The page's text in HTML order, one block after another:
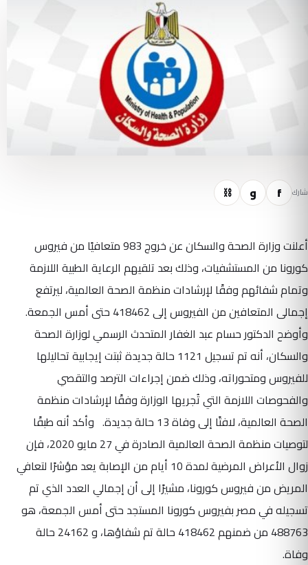
شارك f و ⛓
أعلنت وزارة الصحة والسكان عن خروج 983 متعافيًا من فيروس
كورونا من المستشفيات، وذلك بعد تلقيهم الرعاية الطبية اللازمة
وتمام شفائهم وفقًا لإرشادات منظمة الصحة العالمية، ليرتفع
إجمالى المتعافين من الفيروس إلى 418462 حتى أمس الجمعة.
وأوضح الدكتور حسام عبد الغفار المتحدث الرسمي لوزارة الصحة
والسكان، أنه تم تسجيل 1121 حالة جديدة ثبتت إيجابية تحاليلها
للفيروس ومتحوراته، وذلك ضمن إجراءات الترصد والتقصي
والفحوصات اللازمة التي تُجريها الوزارة وفقًا لإرشادات منظمة
الصحة العالمية، لافتًا إلى وفاة 13 حالة جديدة. وأكد أنه طبقًا
لتوصيات منظمة الصحة العالمية الصادرة في 27 مايو 2020، فإن
زوال الأعراض المرضية لمدة 10 أيام من الإصابة يعد مؤشرًا لتعافي
المريض من فيروس كورونا، مشيرًا إلى أن إجمالي العدد الذي تم
تسجيله في مصر بفيروس كورونا المستجد حتى أمس الجمعة، هو
488763 من ضمنهم 418462 حالة تم شفاؤها، و 24162 حالة
وفاة.